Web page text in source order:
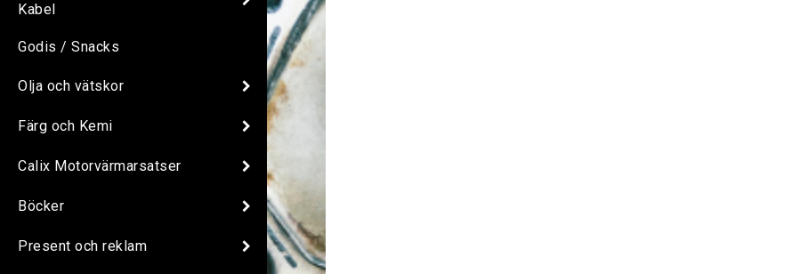
Kabel
Godis / Snacks
Olja och vätskor
Färg och Kemi
Calix Motorvärmarsatser
Böcker
Present och reklam